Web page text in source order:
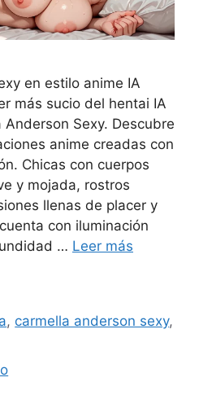
en estilo anime IA
más sucio del hentai IA
Sexy. Descubre
anime creadas con
Chicas con cuerpos
y mojada, rostros
llenas de placer y
con iluminación
… Leer más
, carmella anderson sexy,